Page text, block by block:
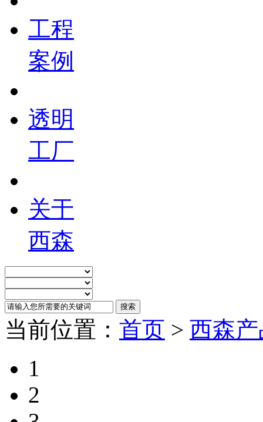
工程
案例
透明
工厂
关于
西森
当前位置： 首页 > 西森
1
2